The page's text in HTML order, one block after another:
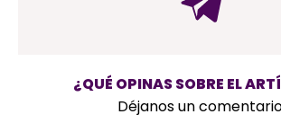
¿QUÉ OPINAS SOBRE EL
Déjanos un